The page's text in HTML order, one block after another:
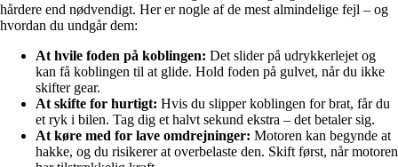
hårdere end nødvendigt. Her er nogle af de mest almindelige fejl – og
hvordan du undgår dem:
At hvile foden på koblingen: Det slider på udrykkerlejet og
kan få koblingen til at glide. Hold foden på gulvet, når du ikke
skifter gear.
At skifte for hurtigt: Hvis du slipper koblingen for brat, får du
et ryk i bilen. Tag dig et halvt sekund ekstra – det betaler sig.
At køre med for lave omdrejninger: Motoren kan begynde at
hakke, og du risikerer at overbelaste den. Skift først, når motoren